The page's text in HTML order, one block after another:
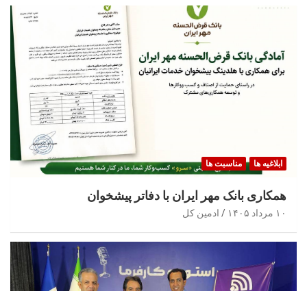
ابلاغیه ها مناسبت ها
همکاری بانک مهر ایران با دفاتر پیشخوان
۱۰ مرداد ۱۴۰۵ ادمین کل